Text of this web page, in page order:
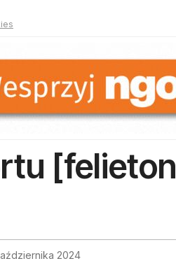
[felieton
2024